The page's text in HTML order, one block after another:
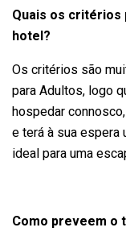
Quais os critérios
hotel?
Os critérios são
para Adultos, logo
hospedar
e terá à sua
ideal para uma
Como preveem o